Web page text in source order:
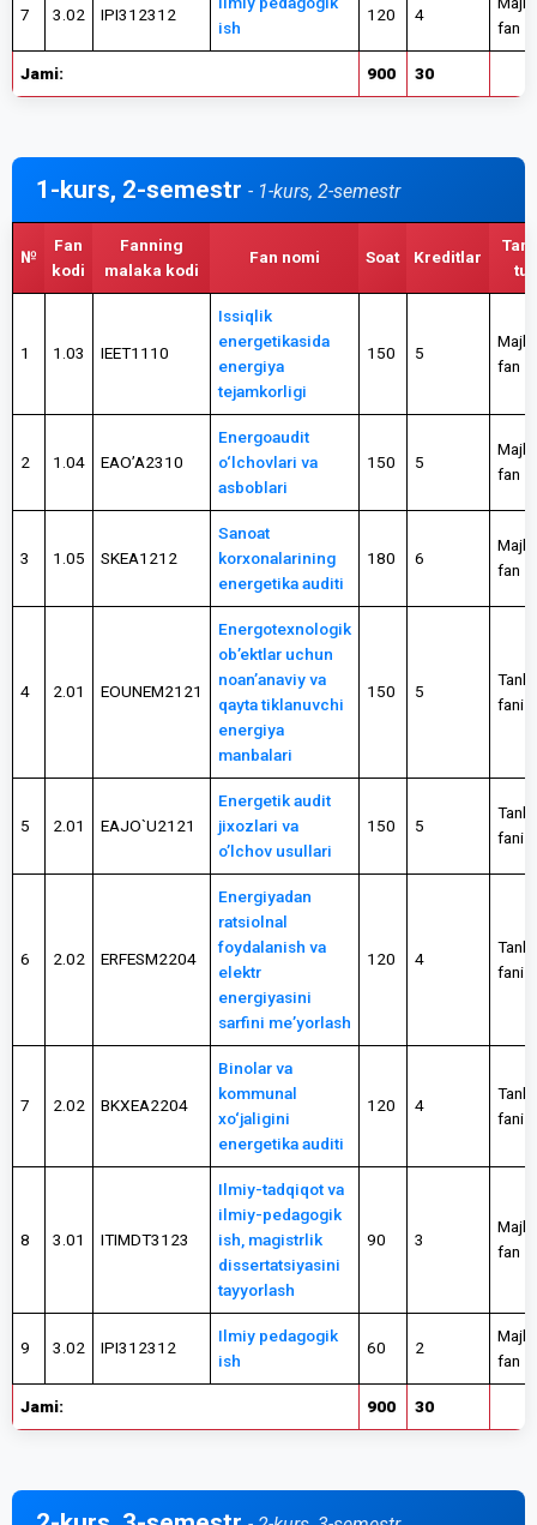
7 3.02 IPI312312
ish
120 4
fan
Jami: 900 30
1-kurs, 2-semestr - 1-kurs, 2-semestr
№
Fan
kodi
Fanning
malaka kodi
Fan nomi Soat Kreditlar
1 1.03 IEET1110
Issiqlik
energetikasida
energiya
tejamkorligi
150 5
fan
2 1.04 EAO’A2310
Energoaudit
o‘lchovlari va
asboblari
150 5
fan
3 1.05 SKEA1212
Sanoat
korxonalarining
energetika auditi
180 6
fan
4 2.01 EOUNEM2121
Energotexnologik
ob’ektlar uchun
noan’anaviy va
qayta tiklanuvchi
energiya
manbalari
150 5
fani
5 2.01 EAJO`U2121
Energetik audit
jixozlari va
o’lchov usullari
150 5
fani
6 2.02 ERFESM2204
Energiyadan
ratsiolnal
foydalanish va
elektr
energiyasini
sarfini me’yorlash
120 4
fani
7 2.02 BKXEA2204
Binolar va
kommunal
xo‘jaligini
energetika auditi
120 4
fani
8 3.01 ITIMDT3123
Ilmiy-tadqiqot va
ilmiy-pedagogik
ish, magistrlik
dissertatsiyasini
tayyorlash
90 3
fan
9 3.02 IPI312312
Ilmiy pedagogik
ish
60 2
fan
Jami: 900 30